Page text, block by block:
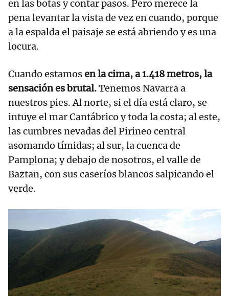
en las botas y contar pasos. Pero merece la
pena levantar la vista de vez en cuando, porque
a la espalda el paisaje se está abriendo y es una
locura.
​Cuando estamosen la cima, a 1.418 metros, la
sensación es brutal.Tenemos Navarra a
nuestros pies. Al norte, si el día está claro, se
intuye el mar Cantábrico y toda la costa; al este,
las cumbres nevadas del Pirineo central
asomando tímidas; al sur, la cuenca de
Pamplona; y debajo de nosotros, el valle de
Baztan, con sus caseríos blancos salpicando el
verde.